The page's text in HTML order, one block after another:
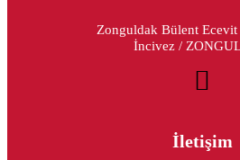
Zonguldak Bülent
İncivez /
İletişim